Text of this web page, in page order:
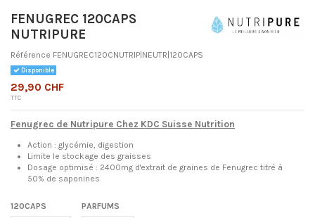
FENUGREC 120CAPS
NUTRIPURE
Référence FENUGREC120CNUTRIP|NEUTR|120CAPS
Disponible
29,90 CHF
TTC
Fenugrec de Nutripure Chez KDC Suisse Nutrition
Action : glycémie, digestion
Limite le stockage des graisses
Dosage optimisé : 2400mg d'extrait de graines de Fenugrec titré à
50% de saponines
120CAPS PARFUMS